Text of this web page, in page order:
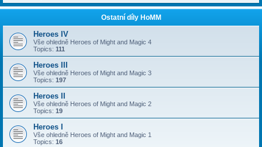
Ostatní díly HoMM
Heroes IV
Vše ohledně Heroes of Might and Magic 4
Topics: 111
Heroes III
Vše ohledně Heroes of Might and Magic 3
Topics: 197
Heroes II
Vše ohledně Heroes of Might and Magic 2
Topics: 19
Heroes I
Vše ohledně Heroes of Might and Magic 1
Topics: 16